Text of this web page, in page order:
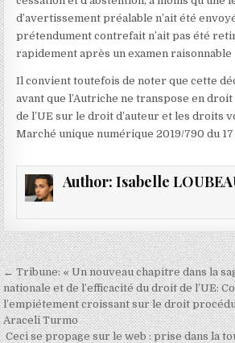
d’avertissement préalable n’ait été
prétendument contrefait n’ait pas été
rapidement après un examen raisonnable
Il convient toutefois de noter que cette
avant que l’Autriche ne transpose en
de l’UE sur le droit d’auteur et les droits
Marché unique numérique 2019/790 du
Author: Isabelle
Navigation
de
l’article
← Tribune: « Un nouveau chapitre dans la
nationale et de l’efficacité du droit de l’UE:
l’empiétement croissant sur le droit
Araceli Turmo
Ceci se propage sur le web : prise dans la